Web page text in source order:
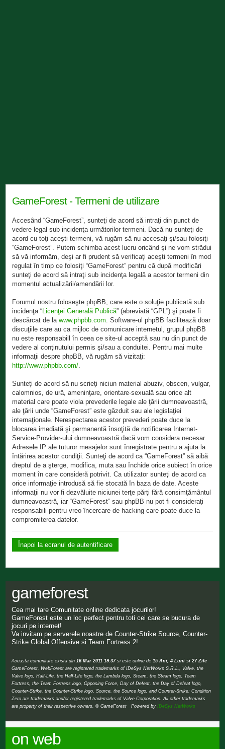
GameForest - Termeni de utilizare
Accesând “GameForest”, sunteţi de acord să intraţi din punct de
vedere legal sub incidenţa următorilor termeni. Dacă nu sunteţi de
acord cu toţi aceşti termeni, vă rugăm să nu accesaţi şi/sau folosiţi
“GameForest”. Putem schimba acest lucru oricând şi ne vom strădui
să vă informăm, deşi ar fi prudent să verificaţi aceşti termeni în mod
regulat în timp ce folosiţi “GameForest” pentru că după modificări
sunteţi de acord să intraţi sub incidenţa legală a acestor termeni din
momentul actualizării/amendării lor.
Forumul nostru foloseşte phpBB, care este o soluţie publicată sub
incidenţa “Licenţei Generală Publică” (abreviată “GPL”) şi poate fi
descărcat de lawww.phpbb.com. Software-ul phpBB facilitează doar
discuţiile care au ca mijloc de comunicare internetul, grupul phpBB
nu este responsabill în ceea ce site-ul acceptă sau nu din punct de
vedere al conţinutului permis şi/sau a conduitei. Pentru mai multe
informaţii despre phpBB, vă rugăm să vizitaţi:
http://www.phpbb.com/.
Sunteţi de acord să nu scrieţi niciun material abuziv, obscen, vulgar,
calomnios, de ură, ameninţare, orientare-sexuală sau orice alt
material care poate viola prevederile legale ale ţării dumneavoastră,
ale ţării unde “GameForest” este găzduit sau ale legislaţiei
internaţionale. Nerespectarea acestor prevederi poate duce la
blocarea imediată şi permanentă însoţită de notificarea Internet-
Service-Provider-ului dumneavoastră dacă vom considera necesar.
Adresele IP ale tuturor mesajelor sunt înregistrate pentru a ajuta la
întărirea acestor condiţii. Sunteţi de acord ca “GameForest” să aibă
dreptul de a şterge, modifica, muta sau închide orice subiect în orice
moment în care consideră potrivit. Ca utilizator sunteţi de acord ca
orice informaţie introdusă să fie stocată în baza de date. Aceste
informaţii nu vor fi dezvăluite niciunei terţe părţi fără consimţământul
dumneavoastră, iar “GameForest” sau phpBB nu pot fi consideraţi
responsabili pentru vreo încercare de hacking care poate duce la
compromiterea datelor.
Înapoi la ecranul de autentificare
gameforest
Cea mai tare Comunitate online dedicata jocurilor!
GameForest este un loc perfect pentru toti cei care se bucura de
jocuri pe internet!
Va invitam pe serverele noastre de Counter-Strike Source, Counter-
Strike Global Offensive si Team Fortress 2!
Aceasta comunitate exista din 16 Mar 2011 19:37si este online de 15 Ani, 4 Luni si 27 Zile
GameForest, WebForest are registered trademarks of IDeSys NetWorks S.R.L., Valve, the
Valve logo, Half-Life, the Half-Life logo, the Lambda logo, Steam, the Steam logo, Team
Fortress, the Team Fortress logo, Opposing Force, Day of Defeat, the Day of Defeat logo,
Counter-Strike, the Counter-Strike logo, Source, the Source logo, and Counter-Strike: Condition
Zero are trademarks and/or registered trademarks of Valve Corporation. All other trademarks
are property of their respective owners. © GameForest Powered byIDeSys NetWorks
on web